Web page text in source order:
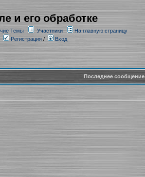
и его обработке
Темы Участники
На главную страницу
Регистрация/ Вход
Последнее сообщение